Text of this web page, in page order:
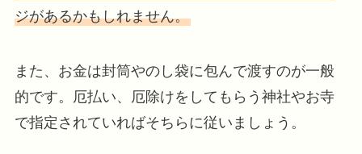
ジがあるかもしれません。
また、お金は封筒やのし袋に包んで渡すのが一般
的です。厄払い、厄除けをしてもらう神社やお寺
で指定されていればそちらに従いましょう。